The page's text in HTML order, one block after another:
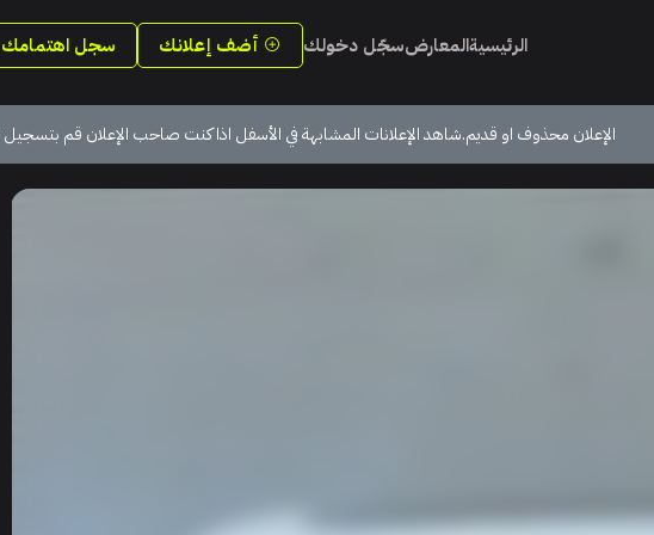
الرئيسيةالمعارضسجّل دخولك أضف إعلانك سجل اهتمامك
الإعلان محذوف او قديم.شاهد الإعلانات المشابهة في الأسفل اذا كنت صاحب الإعلان قم